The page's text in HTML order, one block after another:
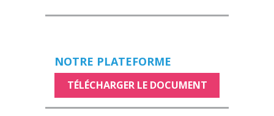
NOTRE PLATEFORME
TÉLÉCHARGER LE DOCUMENT